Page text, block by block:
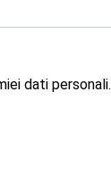
dati personali.